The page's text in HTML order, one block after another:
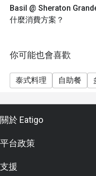
Basil @ Sheraton
什麼消費方案？
你可能也會喜歡
泰式料理 自助餐
關於 Eatigo
平台政策
支援